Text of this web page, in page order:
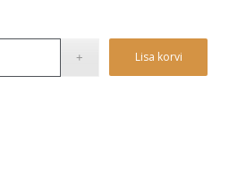
Lisa korvi